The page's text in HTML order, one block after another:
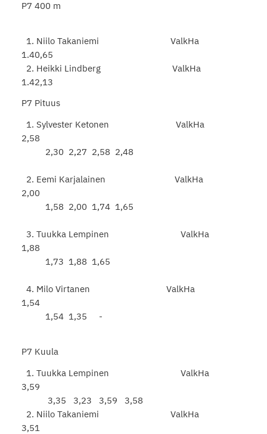
P7 400 m
1. Niilo Takaniemi ValkHa
1.40,65
2. Heikki Lindberg ValkHa
1.42,13
P7 Pituus
1. Sylvester Ketonen ValkHa
2,58
2,30 2,27 2,58 2,48
2. Eemi Karjalainen ValkHa
2,00
1,58 2,00 1,74 1,65
3. Tuukka Lempinen ValkHa
1,88
1,73 1,88 1,65
4. Milo Virtanen ValkHa
1,54
1,54 1,35 -
P7 Kuula
1. Tuukka Lempinen ValkHa
3,59
3,35 3,23 3,59 3,58
2. Niilo Takaniemi ValkHa
3,51